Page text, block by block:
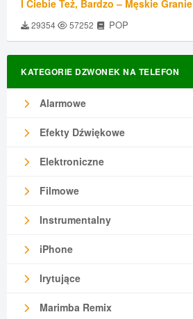
I Ciebie Też, Bardzo – Męskie Granie
29354 57252 POP
KATEGORIE DZWONEK NA TELEFON
Alarmowe
Efekty Dźwiękowe
Elektroniczne
Filmowe
Instrumentalny
iPhone
Irytujące
Marimba Remix